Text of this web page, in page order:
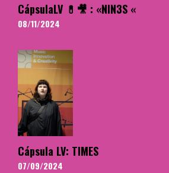
CápsulaLV 💊🎥 : «NIN3S «
08/11/2024
Cápsula LV: TIMES
07/09/2024